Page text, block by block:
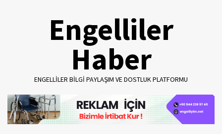
Engelliler
Haber
ENGELLILER BILGI PAYLAŞIM VE DOSTLUK PLATFORMU